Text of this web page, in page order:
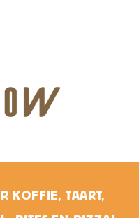
KOFFIE, TAART,